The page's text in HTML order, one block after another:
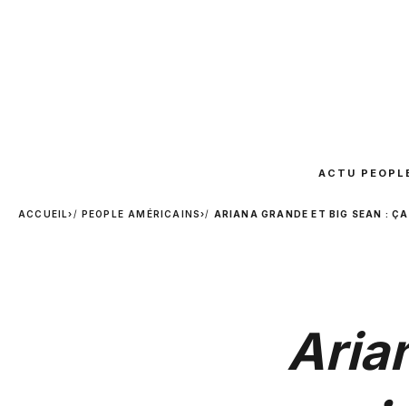
ACTU
ACCUEIL› PEOPLE AMÉRICAINS› ARIANA GRANDE ET BIG SEAN :